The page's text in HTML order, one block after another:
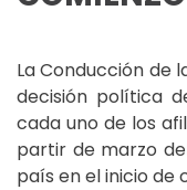
La Conducción de
decisión política
cada uno de los
partir de marzo
país en el inicio de